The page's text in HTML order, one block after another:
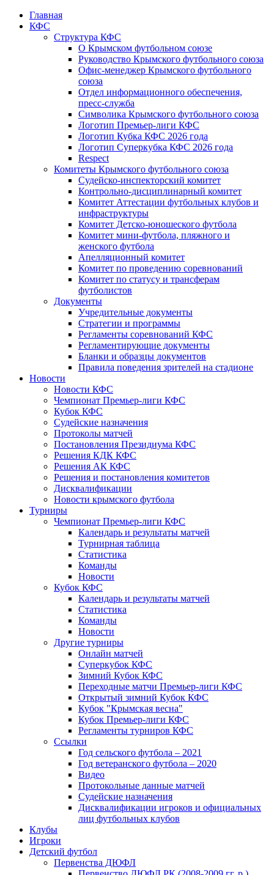
Главная
КФС
Структура КФС
О Крымском футбольном союзе
Руководство Крымского футбольного союза
Офис-менеджер Крымского футбольного
союза
Отдел информационного обеспечения,
пресс-служба
Символика Крымского футбольного союза
Логотип Премьер-лиги КФС
Логотип Кубка КФС 2026 года
Логотип Суперкубка КФС 2026 года
Respect
Комитеты Крымского футбольного союза
Судейско-инспекторский комитет
Контрольно-дисциплинарный комитет
Комитет Аттестации футбольных клубов и
инфраструктуры
Комитет Детско-юношеского футбола
Комитет мини-футбола, пляжного и
женского футбола
Апелляционный комитет
Комитет по проведению соревнований
Комитет по статусу и трансферам
футболистов
Документы
Учредительные документы
Стратегии и программы
Регламенты соревнований КФС
Регламентирующие документы
Бланки и образцы документов
Правила поведения зрителей на стадионе
Новости
Новости КФС
Чемпионат Премьер-лиги КФС
Кубок КФС
Судейские назначения
Протоколы матчей
Постановления Президиума КФС
Решения КДК КФС
Решения АК КФС
Решения и постановления комитетов
Дисквалификации
Новости крымского футбола
Турниры
Чемпионат Премьер-лиги КФС
Календарь и результаты матчей
Турнирная таблица
Статистика
Команды
Новости
Кубок КФС
Календарь и результаты матчей
Статистика
Команды
Новости
Другие турниры
Онлайн матчей
Суперкубок КФС
Зимний Кубок КФС
Переходные матчи Премьер-лиги КФС
Открытый зимний Кубок КФС
Кубок "Крымская весна"
Кубок Премьер-лиги КФС
Регламенты турниров КФС
Ссылки
Год сельского футбола – 2021
Год ветеранского футбола – 2020
Видео
Протокольные данные матчей
Судейские назначения
Дисквалификации игроков и официальных
лиц футбольных клубов
Клубы
Игроки
Детский футбол
Первенства ДЮФЛ